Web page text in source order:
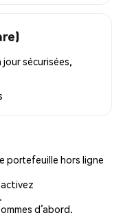
sécurisées,
portefeuille hors ligne
d’abord.